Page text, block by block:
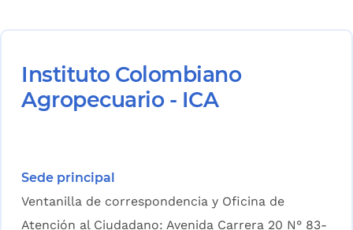
Instituto Colombiano
Agropecuario - ICA
Sede principal
Ventanilla de correspondencia y Oficina de
Atención al Ciudadano: Avenida Carrera 20 N° 83-